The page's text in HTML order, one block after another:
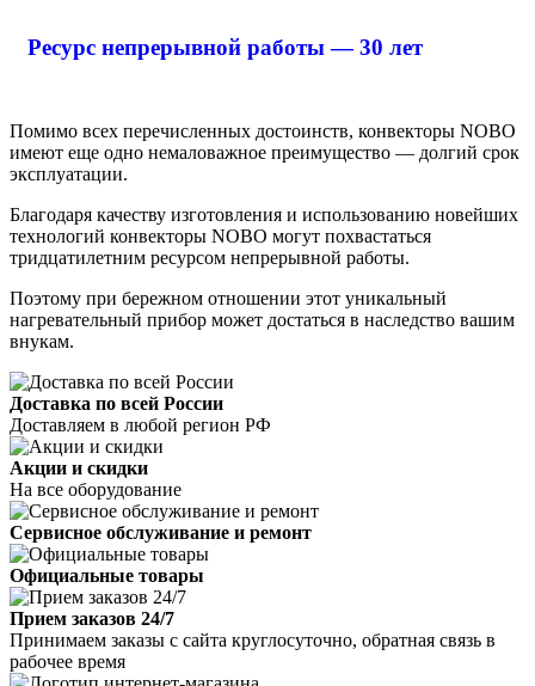
Ресурс непрерывной работы — 30 лет
Помимо всех перечисленных достоинств, конвекторы NOBO
имеют еще одно немаловажное преимущество — долгий срок
эксплуатации.
Благодаря качеству изготовления и использованию новейших
технологий конвекторы NOBO могут похвастаться
тридцатилетним ресурсом непрерывной работы.
Поэтому при бережном отношении этот уникальный
нагревательный прибор может достаться в наследство вашим
внукам.
Доставка по всей России
Доставляем в любой регион РФ
Акции и скидки
На все оборудование
Сервисное обслуживание и ремонт
Официальные товары
Прием заказов 24/7
Принимаем заказы с сайта круглосуточно, обратная связь в
рабочее время